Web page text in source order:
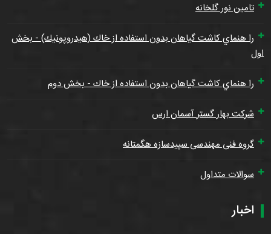
تامین نور گلخانه
را هنماي كاشت گياهان بدون استفاده از خاك (هيدروپونيك) - بخش
اول
را هنماي كاشت گياهان بدون استفاده از خاك - بخش دوم
شرکت بهار گستر آسمان ارس
گروه فنی مهندسی سپیدسازه هگمتانه
سوالات متداول
اخبار